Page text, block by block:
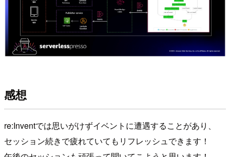
感想
re:Inventでは思いがけずイベントに遭遇することがあり、
セッション続きで疲れていてもリフレッシュできます！